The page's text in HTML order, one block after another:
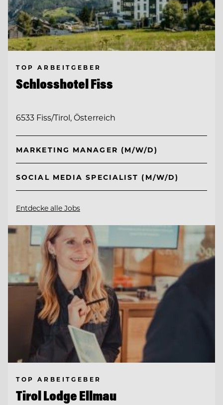
TOP ARBEITGEBER
Schlosshotel Fiss
6533 Fiss/Tirol, Österreich
MARKETING MANAGER (M/W/D)
SOCIAL MEDIA SPECIALIST (M/W/D)
Entdecke alle Jobs
TOP ARBEITGEBER
Tirol Lodge Ellmau